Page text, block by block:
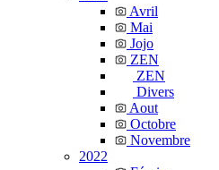
Avril
Mai
Jojo
ZEN
ZEN
Divers
Aout
Octobre
Novembre
2022